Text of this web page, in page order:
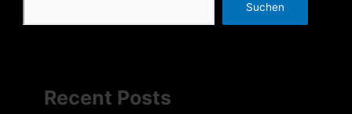
Suchen
Recent Posts